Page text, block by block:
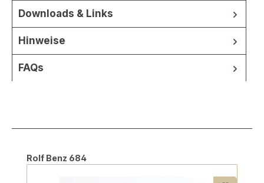
Downloads & Links
Hinweise
FAQs
Produktgalerie überspringen
Rolf Benz 684